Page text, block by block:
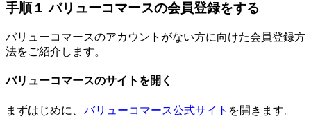
手順１ バリューコマースの会員登録をする
バリューコマースのアカウントがない方に向けた会員登録方
法をご紹介します。
バリューコマースのサイトを開く
まずはじめに、 バリューコマース公式サイト を開きます。